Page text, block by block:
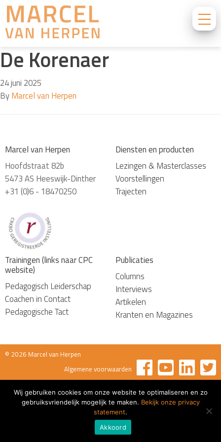
De Korenaer
24 juni 2025
ByMarcel van Herpen
Marcel van Herpen
Hoofdstraat 82b
5473 AS Heeswijk-Dinther
+31 (0)6 - 18470250
Diensten en producten
Lezingen & Masterclasses
Voorstellingen
Trajecten
Trainingen (links naar CPC
website)
Pedagogisch Leiderschap
Coachen in Contact
Pedagogische Tact
Publicaties
Columns
Interviews
Artikelen
Kranten en Magazines
© 2026 Marcel van Herpen
Algemene voorwaarden
Wij gebruiken cookies om onze website te optimaliseren en zo
gebruiksvriendelijk mogelijk te maken. Bekijk onze privacy
statement.
Akkoord